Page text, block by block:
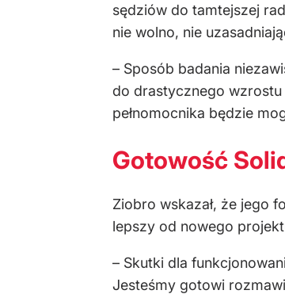
sędziów do tamtejszej
nie wolno, nie
– Sposób badania
do drastycznego
pełnomocnika będzie
Gotowość
Ziobro wskazał, że jego
lepszy od nowego
– Skutki dla
Jesteśmy gotowi